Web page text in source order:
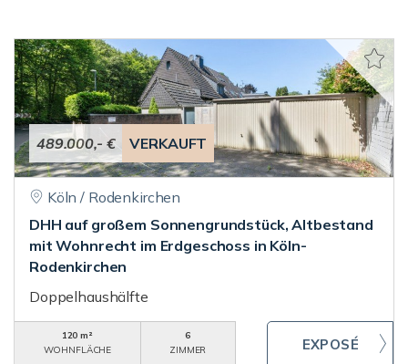
489.000,- € VERKAUFT
Köln / Rodenkirchen
DHH auf großem Sonnengrundstück, Altbestand
mit Wohnrecht im Erdgeschoss in Köln-
Rodenkirchen
Doppelhaushälfte
120 m²
WOHNFLÄCHE
6
ZIMMER